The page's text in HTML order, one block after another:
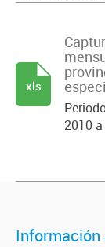
2010
xls
Información